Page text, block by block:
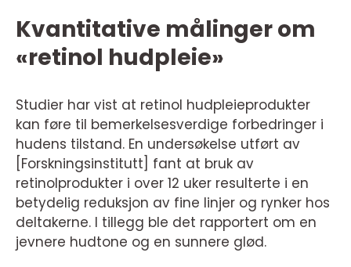
Kvantitative målinger om
«retinol hudpleie»
Studier har vist at retinol hudpleieprodukter
kan føre til bemerkelsesverdige forbedringer i
hudens tilstand. En undersøkelse utført av
[Forskningsinstitutt] fant at bruk av
retinolprodukter i over 12 uker resulterte i en
betydelig reduksjon av fine linjer og rynker hos
deltakerne. I tillegg ble det rapportert om en
jevnere hudtone og en sunnere glød.